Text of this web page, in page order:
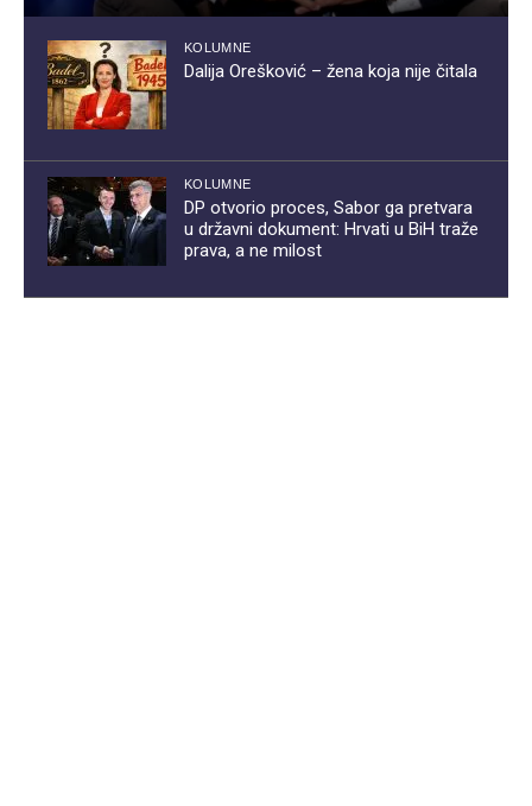
KOLUMNE
Dalija Orešković – žena koja nije čitala
KOLUMNE
DP otvorio proces, Sabor ga pretvara
u državni dokument: Hrvati u BiH traže
prava, a ne milost